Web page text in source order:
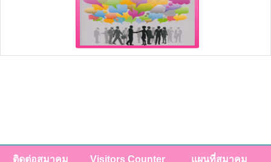
ติดต่อสมาคม Visitors Counter แผนที่สมาคม